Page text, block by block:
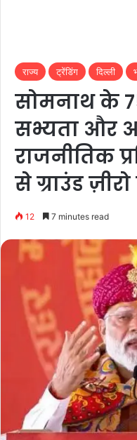
राज्य ट्रेंडिंग दिल्ली
सोमनाथ के
सभ्यता और
राजनीतिक
से ग्राउंड ज़ीरो
12 7 minutes read